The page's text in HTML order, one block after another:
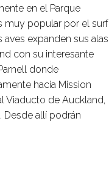
en el Parque
muy popular por el surf
expanden sus alas
con su interesante
donde
hacia Mission
Viaducto de Auckland,
Desde allí podrán